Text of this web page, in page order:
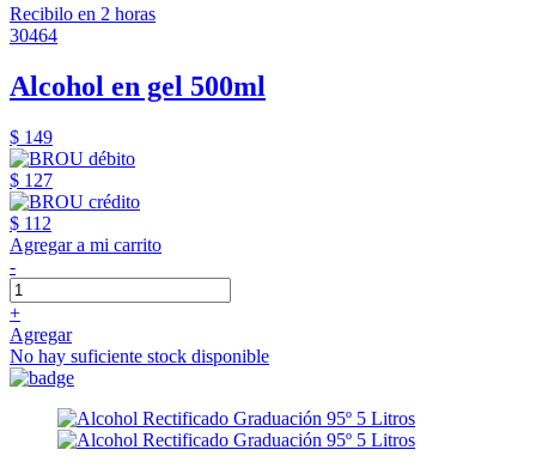
Recibilo en 2 horas
30464
Alcohol en gel 500ml
$ 149
$ 127
$ 112
Agregar a mi carrito
-
+
Agregar
No hay suficiente stock disponible